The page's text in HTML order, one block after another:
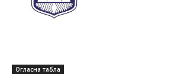
Огласна табла